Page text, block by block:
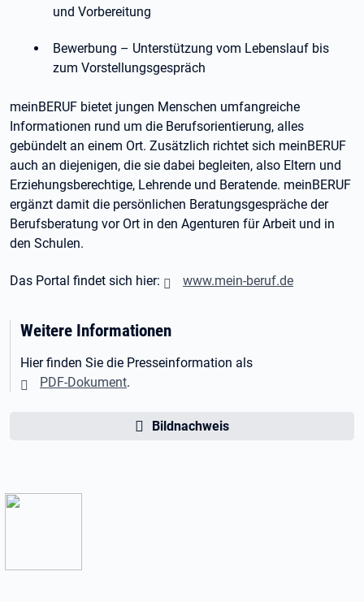
und Vorbereitung
Bewerbung – Unterstützung vom Lebenslauf bis
zum Vorstellungsgespräch
meinBERUF bietet jungen Menschen umfangreiche
Informationen rund um die Berufsorientierung, alles
gebündelt an einem Ort. Zusätzlich richtet sich meinBERUF
auch an diejenigen, die sie dabei begleiten, also Eltern und
Erziehungsberechtige, Lehrende und Beratende. meinBERUF
ergänzt damit die persönlichen Beratungsgespräche der
Berufsberatung vor Ort in den Agenturen für Arbeit und in
den Schulen.
Das Portal findet sich hier: www.mein-beruf.de
Weitere Informationen
Hier finden Sie die Presseinformation als
PDF-Dokument.
Bildnachweis